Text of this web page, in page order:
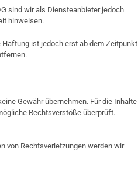
sind wir als Diensteanbieter jedoch
hinweisen.
Haftung ist jedoch erst ab dem Zeitpunkt
Gewähr übernehmen. Für die Inhalte
Rechtsverstöße überprüft.
von Rechtsverletzungen werden wir